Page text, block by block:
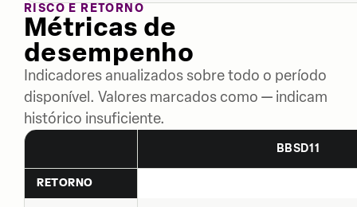
RISCO E RETORNO
Métricas de
desempenho
Indicadores anualizados sobre todo o período
disponível. Valores marcados como — indicam
histórico insuficiente.
BBSD11
RETORNO